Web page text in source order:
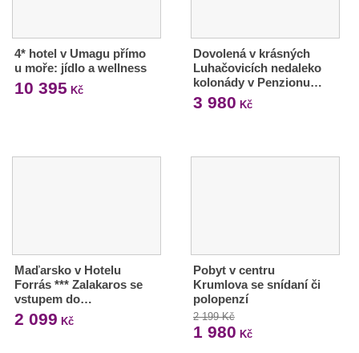
4* hotel v Umagu přímo
u moře: jídlo a wellness
10 395 Kč
Dovolená v krásných
Luhačovicích nedaleko
kolonády v Penzionu…
3 980 Kč
Maďarsko v Hotelu
Forrás *** Zalakaros se
vstupem do…
2 099 Kč
Pobyt v centru
Krumlova se snídaní či
polopenzí
2 199 Kč
1 980 Kč